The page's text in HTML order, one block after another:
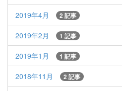
2019年4月 2 記事
2019年2月 1 記事
2019年1月 1 記事
2018年11月 2 記事